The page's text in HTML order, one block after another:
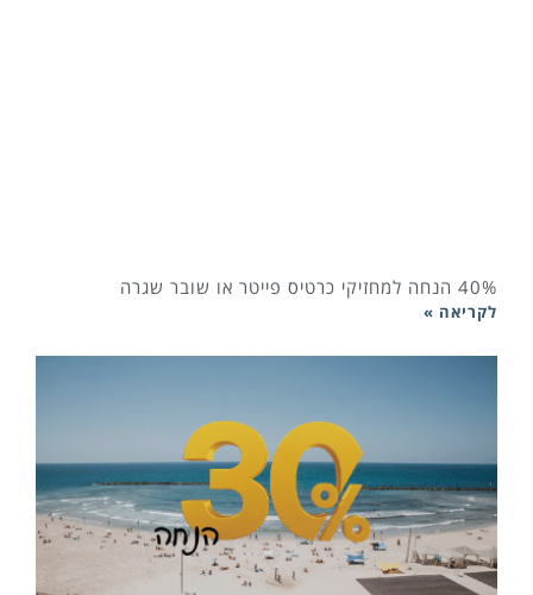
40% הנחה למחזיקי כרטיס פייטר או שובר שגרה
לקריאה »